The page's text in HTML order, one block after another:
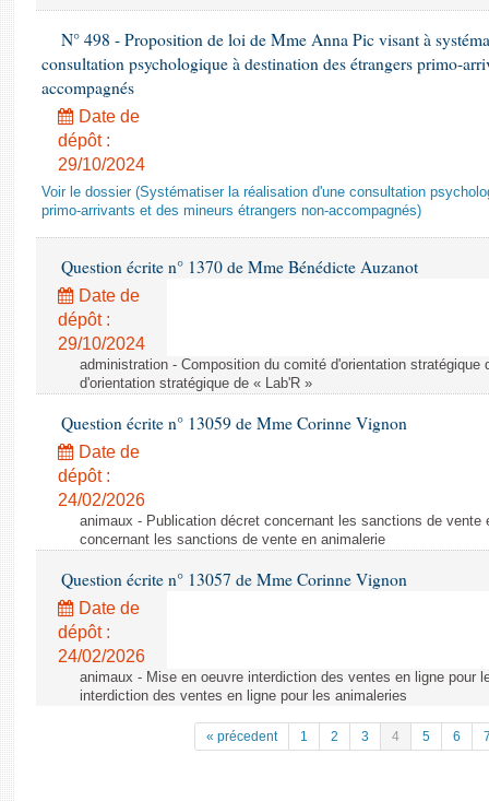
N° 498 - Proposition de loi de Mme Anna Pic visant à
consultation psychologique à destination des étrangers primo-
accompagnés
Date de
dépôt :
29/10/2024
Voir le dossier (Systématiser la réalisation d'une consultation
primo-arrivants et des mineurs étrangers non-accompagnés)
Question écrite n° 1370 de Mme Bénédicte Auzanot
Date de
dépôt :
29/10/2024
administration - Composition du comité d'orientation stratégique
d'orientation stratégique de « Lab'R »
Question écrite n° 13059 de Mme Corinne Vignon
Date de
dépôt :
24/02/2026
animaux - Publication décret concernant les sanctions de vente
concernant les sanctions de vente en animalerie
Question écrite n° 13057 de Mme Corinne Vignon
Date de
dépôt :
24/02/2026
animaux - Mise en oeuvre interdiction des ventes en ligne pour
interdiction des ventes en ligne pour les animaleries
« précedent 1 2 3 4 5 6